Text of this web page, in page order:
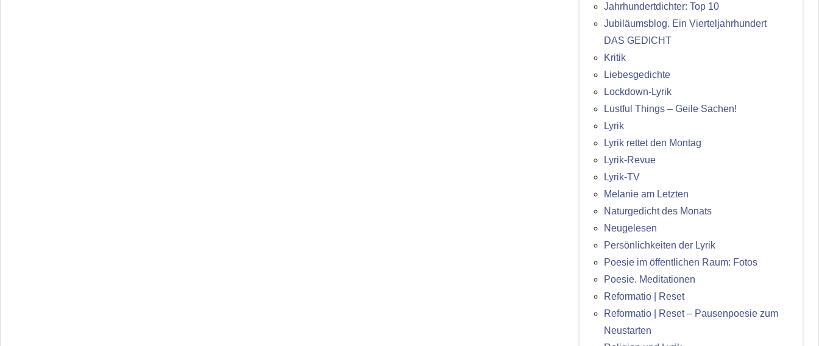
Jahrhundertdichter: Top 10
Jubiläumsblog. Ein Vierteljahrhundert
DAS GEDICHT
Kritik
Liebesgedichte
Lockdown-Lyrik
Lustful Things – Geile Sachen!
Lyrik
Lyrik rettet den Montag
Lyrik-Revue
Lyrik-TV
Melanie am Letzten
Naturgedicht des Monats
Neugelesen
Persönlichkeiten der Lyrik
Poesie im öffentlichen Raum: Fotos
Poesie. Meditationen
Reformatio | Reset
Reformatio | Reset – Pausenpoesie zum
Neustarten